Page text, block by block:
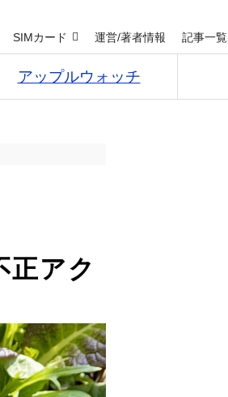
SIMカード 運営/著者情報 記事一覧
アップルウォッチ
正アク